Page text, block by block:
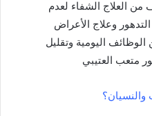
من العلاج الشفاء لعدم
وعلاج الأعراض
الوظائف اليومية وتقليل
متعب العتيبي
والنسيان؟